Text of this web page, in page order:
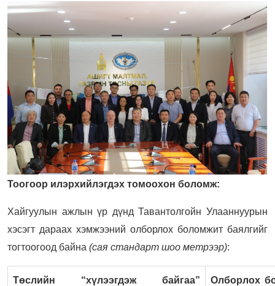
Тоогоор илэрхийлэгдэх томоохон боломж:
Хайгуулын ажлын үр дүнд Тавантолгойн Улааннуурын
хэсэгт дараах хэмжээний олборлох боломжит баялгийг
тогтоогоод байна (сая стандарт шоо метрээр):
Төслийн “хүлээгдэж байгаа”
Олборлох